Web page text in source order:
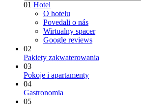
01 Hotel
O hotelu
Povedali o nás
Wirtualny spacer
Google reviews
02
Pakiety zakwaterowania
03
Pokoje i apartamenty
04
Gastronomia
05